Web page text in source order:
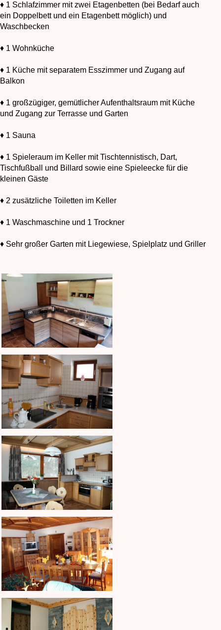
♦ 1 Schlafzimmer mit zwei Etagenbetten (bei Bedarf auch
ein Doppelbett und ein Etagenbett möglich) und
Waschbecken
♦ 1 Wohnküche
♦ 1 Küche mit separatem Esszimmer und Zugang auf
Balkon
♦ 1 großzügiger, gemütlicher Aufenthaltsraum mit Küche
und Zugang zur Terrasse und Garten
♦ 1 Sauna
♦ 1 Spieleraum im Keller mit Tischtennistisch, Dart,
Tischfußball und Billard sowie eine Spieleecke für die
kleinen Gäste
♦ 2 zusätzliche Toiletten im Keller
♦ 1 Waschmaschine und 1 Trockner
♦ Sehr großer Garten mit Liegewiese, Spielplatz und Griller